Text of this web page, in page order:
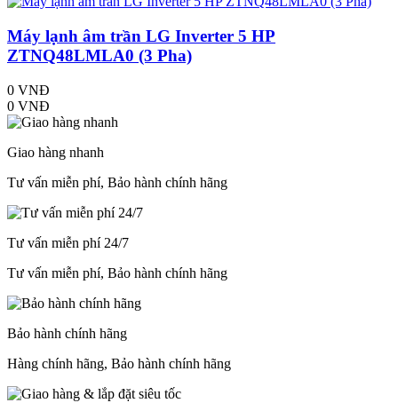
Máy lạnh âm trần LG Inverter 5 HP
ZTNQ48LMLA0 (3 Pha)
0 VNĐ
0 VNĐ
Giao hàng nhanh
Tư vấn miễn phí, Bảo hành chính hãng
Tư vấn miễn phí 24/7
Tư vấn miễn phí, Bảo hành chính hãng
Bảo hành chính hãng
Hàng chính hãng, Bảo hành chính hãng